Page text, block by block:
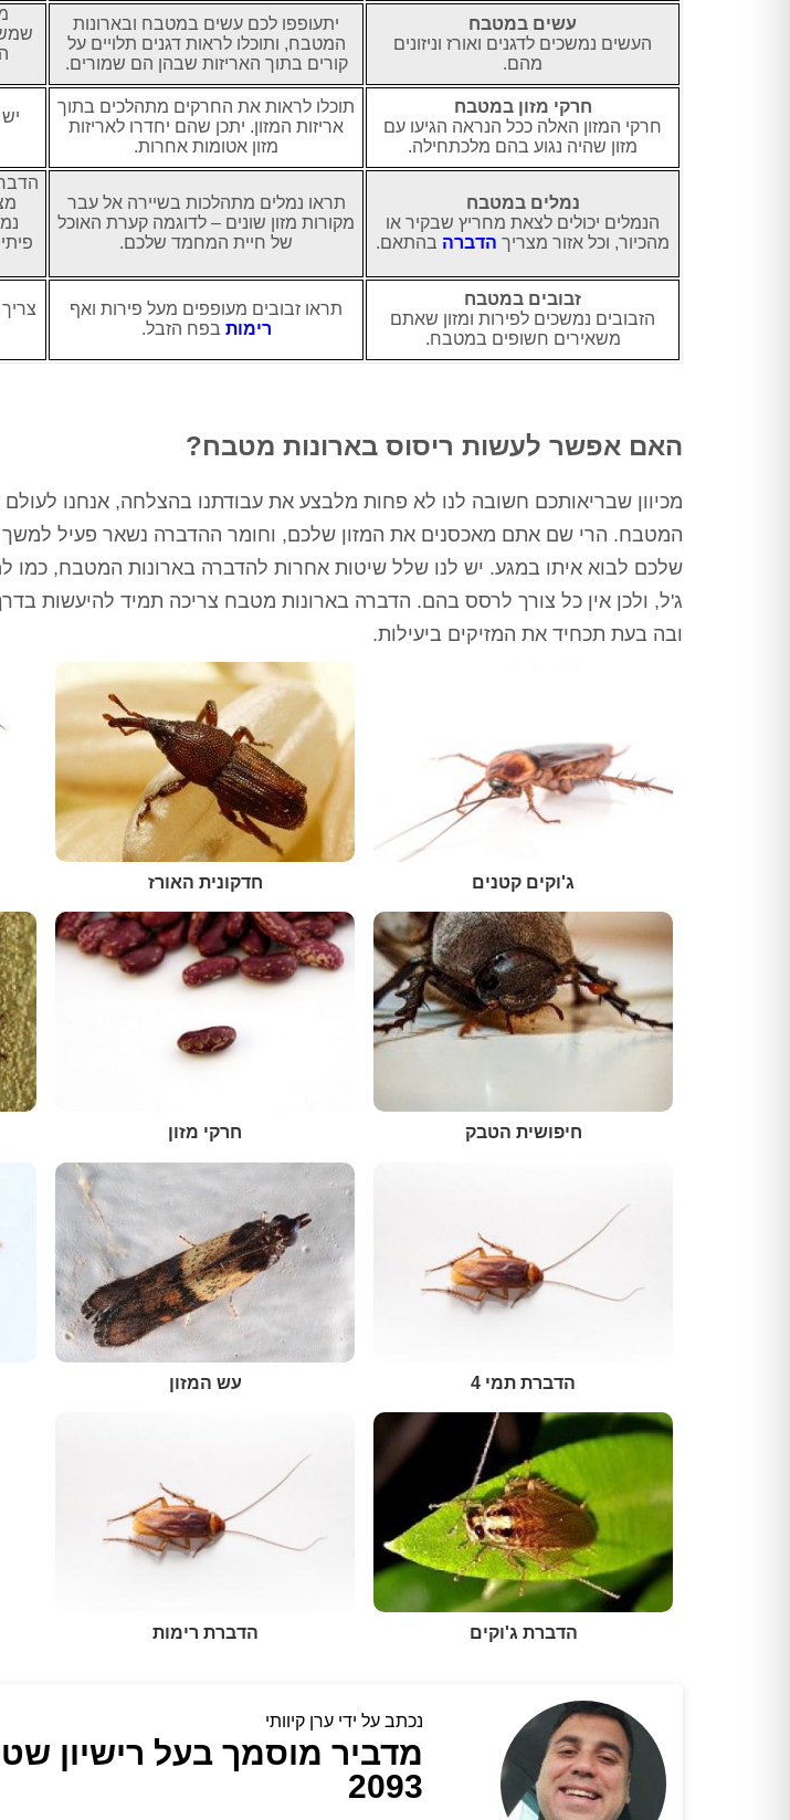
עשים במטבח
העשים נמשכים לדגנים ואורז וניזונים
מהם.
יתעופפו לכם עשים במטבח ובארונות
המטבח, ותוכלו לראות דגנים תלויים על
קורים בתוך האריזות שבהן הם שמורים.
חרקי מזון במטבח
חרקי המזון האלה ככל הנראה הגיעו עם
מזון שהיה נגוע בהם מלכתחילה.
תוכלו לראות את החרקים מתהלכים בתוך
אריזות המזון. יתכן שהם יחדרו לאריזות
מזון אטומות אחרות.
נמלים במטבח
הנמלים יכולים לצאת מחריץ שבקיר או
מהכיור, וכל אזור מצריך הדברה בהתאם.
תראו נמלים מתהלכות בשיירה אל עבר
מקורות מזון שונים – לדוגמה קערת האוכל
של חיית המחמד שלכם.
זבובים במטבח
הזבובים נמשכים לפירות ומזון שאתם
משאירים חשופים במטבח.
תראו זבובים מעופפים מעל פירות ואף
רימות בפח הזבל.
האם אפשר לעשות ריסוס בארונות מטבח?
מכיוון שבריאותכם חשובה לנו לא פחות מלבצע את עבודתנו בהצלחה, אנחנו
המטבח. הרי שם אתם מאכסנים את המזון שלכם, וחומר ההדברה נשאר פעיל למשך
שלכם לבוא איתו במגע. יש לנו שלל שיטות אחרות להדברה בארונות המטבח, כמו
ג'ל, ולכן אין כל צורך לרסס בהם. הדברה בארונות מטבח צריכה תמיד להיעשות
ובה בעת תכחיד את המזיקים ביעילות.
ג'וקים קטנים חדקונית האורז
חיפושית הטבק חרקי מזון
הדברת תמי 4 עש המזון
הדברת ג'וקים הדברת רימות
נכתב על ידי ערן קיוותי
מדביר מוסמך בעל רישיון
2093
רועי כהן -
כל שנה מגיע בחיוך,
עבודה ואין ג'וקים
מקצועי.
יובל דהן - ירושלים
תודה לערן על הדברת בית פרטי עם
חצר, מחיר הוגן, הגיע בשעה שרצינו,
כרגע כבר חודש עבר ואין נמלים
תודה רבה
ורד מועלם - בת ים
חיפשנו מישהו שיטפל לנו בבעיית
החולדות בבניין לאחר שהיו כבר 2
מדבירים שלא הצליחו לפתור את
הבעיה ולא ענו אחר כך לטלפון,
הגענו לערן לאחר המלצות רבות, אין
ספק שמדובר באיש מקצוע משכמו
ומעלה, הגיע קודם כל לעשות בדיקה
ורק לאחר מכן ביצע הדברה
חולדה שמחכה בחדר אשפה, פשוט
הציל אותנו אין מילה אחרת
הבאה